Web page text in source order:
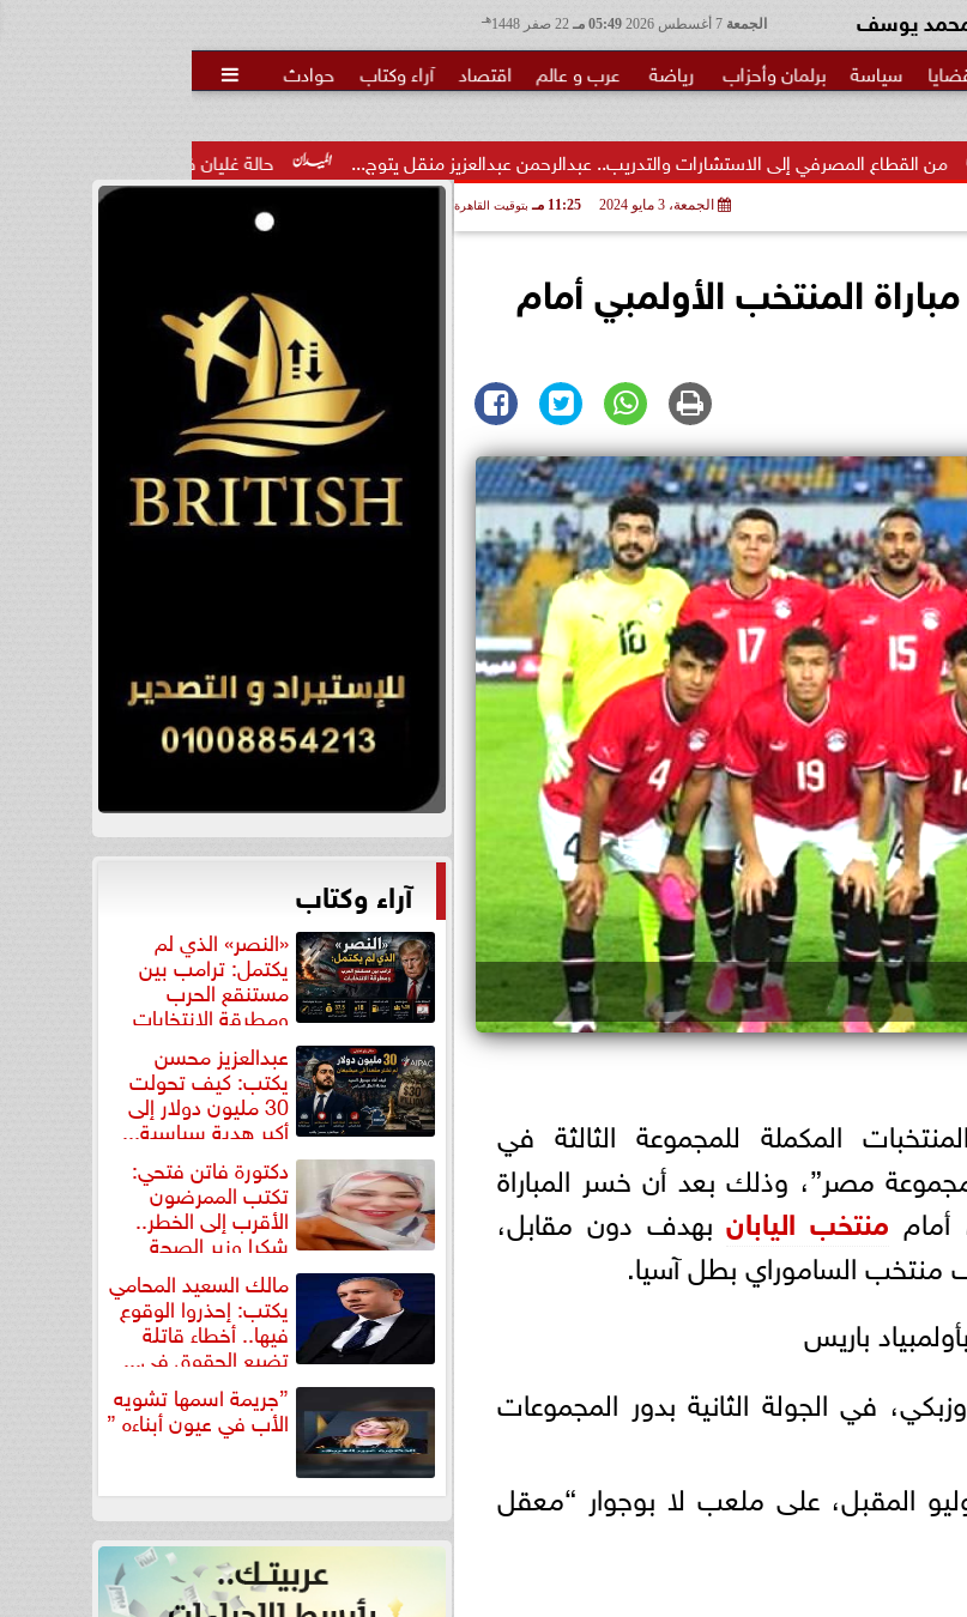
الجمعة 05:49 مـ هـ يوسف
سياسة برلمان وأحزاب رياضة عرب و عالم اقتصاد آراء وكتاب حوادث 
حالة غليان في نادي الشيخ زايد: اتهامات للجنة المؤقتة بـ... إلى الاستشارات والتدريب.. عبدالرحمن عبدالعزيز منقل يتوج...
الجمعة، 3 مايو 2024 11:25 مـ بتوقيت القاهرة
المنتخب الأولمبي أمام
المكملة للمجموعة الثالثة في
كرة القدم بأولمبياد باريس 2024 “مجموعة مصر”، وذلك بعد أن خسر المباراة
منتخب اليابانبهدف دون مقابل،
منتخب الساموراي بطل آسيا.
بأولمبياد باريس
في الجولة الثانية بدور المجموعات
مباراة مصر ضد أوزبكستان يوم 27 يوليو المقبل، على ملعب لا بوجوار “معقل
آراء وكتاب
«النصر» الذي لم
يكتمل: ترامب بين
مستنقع الحرب
ومطرقة الانتخابات
عبدالعزيز محسن
يكتب: كيف تحولت
30 مليون دولار إلى
أكبر هدية سياسية...
دكتورة فاتن فتحي:
تكتب الممرضون
الأقرب إلى الخطر..
شكرا وزير الصحة
لتكريم... مالك السعيد المحامي
يكتب: إحذروا الوقوع
فيها.. أخطاء قاتلة
تضيع الحقوق في...
”جريمة اسمها تشويه
الأب في عيون أبناءه ”